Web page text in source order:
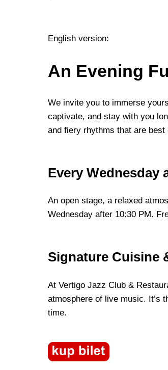
English version:
An Evening
We invite you to immerse
captivate, and stay with you
and fiery rhythms that are
Every Wednesday
An open stage, a relaxed
Wednesday after 10:30 PM.
Signature Cuisine
At Vertigo Jazz Club &
atmosphere of live music. It’s
time.